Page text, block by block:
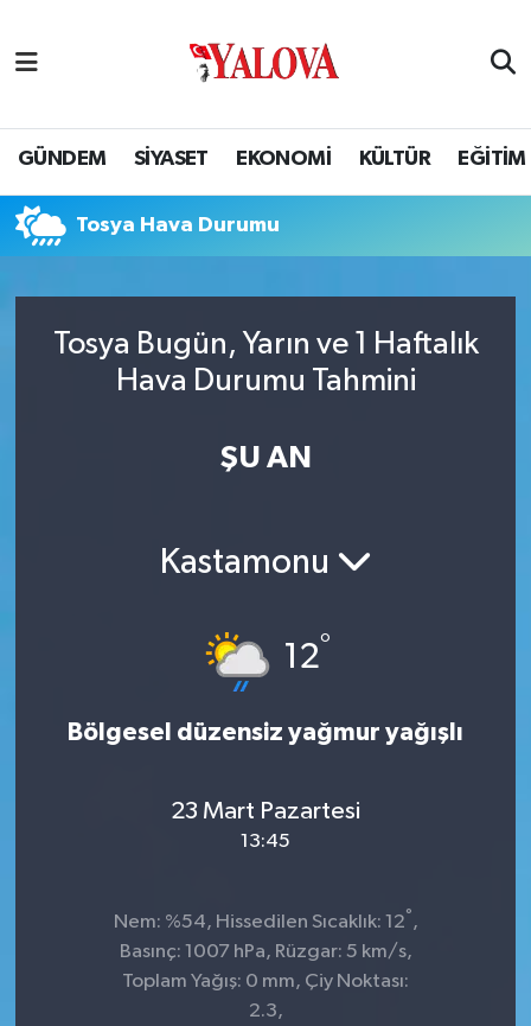
GÜNDEM SİYASET EKONOMİ KÜLTÜR EĞİTİM
Tosya Hava Durumu
Tosya Bugün, Yarın ve 1 Haftalık
Hava Durumu Tahmini
ŞU AN
Kastamonu
12°
Bölgesel düzensiz yağmur yağışlı
23 Mart Pazartesi
13:45
Nem: %54, Hissedilen Sıcaklık: 12° ,
Basınç: 1007 hPa, Rüzgar: 5 km/s,
Toplam Yağış: 0 mm, Çiy Noktası:
2.3,
SİYASET
EĞİTİM
BİLİM VE TEKNOLOJİ
Yalova Nöbetçi Eczaneler
Yalova Hava Durumu
Puan Durumu ve Fikstür
Tüm Manşetler
Son Dakika Haberleri